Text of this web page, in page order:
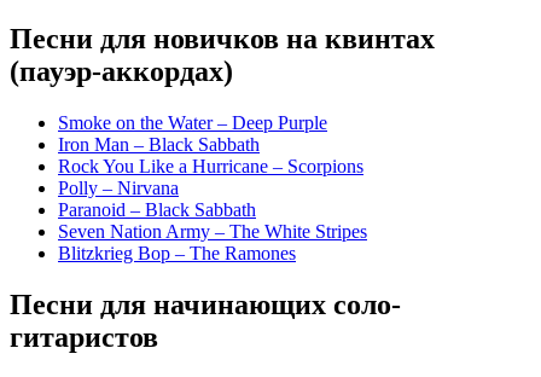
Песни для новичков на квинтах
(пауэр-аккордах)
Smoke on the Water – Deep Purple
Iron Man – Black Sabbath
Rock You Like a Hurricane – Scorpions
Polly – Nirvana
Paranoid – Black Sabbath
Seven Nation Army – The White Stripes
Blitzkrieg Bop – The Ramones
Песни для начинающих соло-
гитаристов